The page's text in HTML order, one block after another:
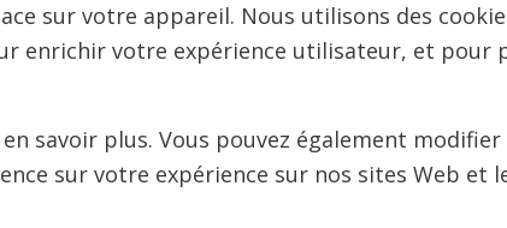
sur votre appareil. Nous utilisons des
enrichir votre expérience utilisateur, et
savoir plus. Vous pouvez également
sur votre expérience sur nos sites Web et